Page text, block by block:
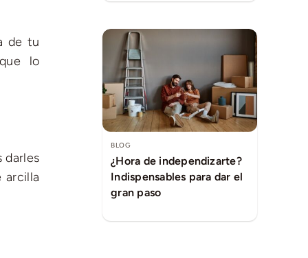
de tu
lo
darles
arcilla
BLOG
¿Hora de independizarte?
Indispensables para dar el
gran paso